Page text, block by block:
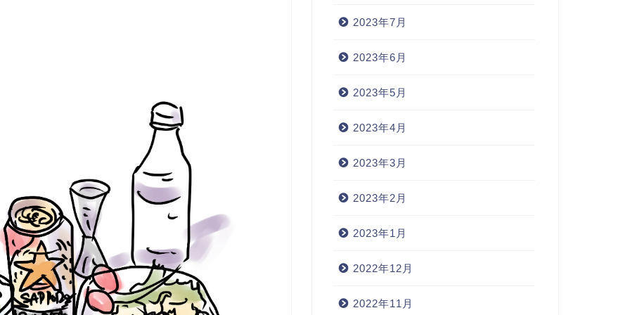
2023年7月
2023年6月
2023年5月
2023年4月
2023年3月
2023年2月
2023年1月
2022年12月
2022年11月